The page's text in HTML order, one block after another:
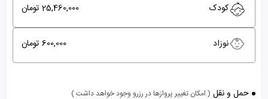
کودک 25,460,000 تومان
نوزاد 600,000 تومان
حمل و نقل ( امکان تغییر پروازها در رزرو وجود خواهد داشت )